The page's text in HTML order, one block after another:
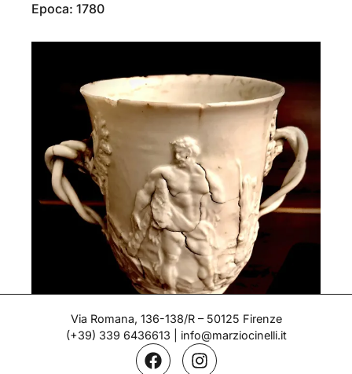
Epoca: 1780
Tazza a bassorilievo con Ercole
Via Romana, 136-138/R – 50125 Firenze
(+39) 339 6436613
info@marziocinelli.it